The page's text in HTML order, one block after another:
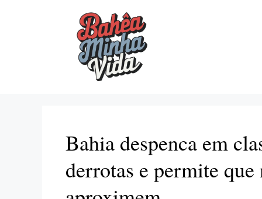
Bahia despenca em
derrotas e permite